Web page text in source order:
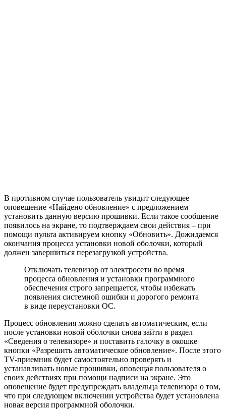
В противном случае пользователь увидит следующее
оповещение «Найдено обновление» с предложением
установить данную версию прошивки. Если такое сообщение
появилось на экране, то подтверждаем свои действия – при
помощи пульта активируем кнопку «Обновить». Дожидаемся
окончания процесса установки новой оболочки, который
должен завершиться перезагрузкой устройства.
Отключать телевизор от электросети во время
процесса обновления и установки программного
обеспечения строго запрещается, чтобы избежать
появления системной ошибки и дорогого ремонта
в виде переустановки ОС.
Процесс обновления можно сделать автоматическим, если
после установки новой оболочки снова зайти в раздел
«Сведения о телевизоре» и поставить галочку в окошке
кнопки «Разрешить автоматическое обновление». После этого
TV-приемник будет самостоятельно проверять и
устанавливать новые прошивки, оповещая пользователя о
своих действиях при помощи надписи на экране. Это
оповещение будет предупреждать владельца телевизора о том,
что при следующем включении устройства будет установлена
новая версия программной оболочки.